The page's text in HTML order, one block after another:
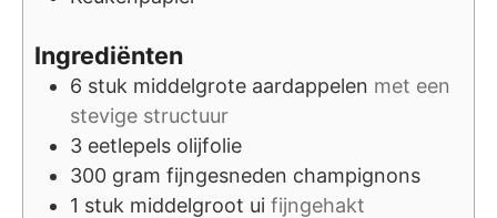
Ingrediënten
6 stuk middelgrote aardappelen met een
stevige structuur
3 eetlepels olijfolie
300 gram fijngesneden champignons
1 stuk middelgroot ui fijngehakt